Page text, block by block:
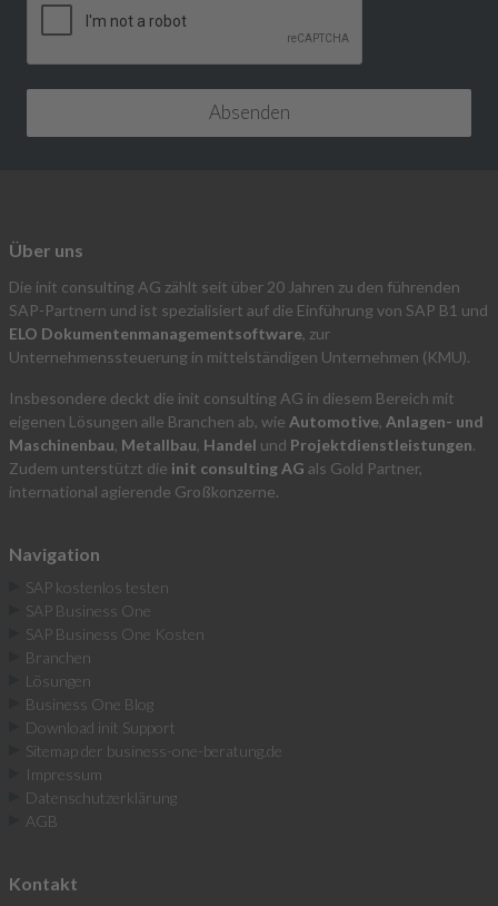
Über uns
Die init consulting AG zählt seit über 20 Jahren zu den führenden
SAP-Partnern und ist spezialisiert auf die Einführung von SAP B1 und
ELO Dokumentenmanagementsoftware, zur
Unternehmenssteuerung in mittelständigen Unternehmen (KMU).
Insbesondere deckt die init consulting AG in diesem Bereich mit
eigenen Lösungen alle Branchen ab, wie Automotive, Anlagen- und
Maschinenbau, Metallbau, Handel und Projektdienstleistungen.
Zudem unterstützt die init consulting AG als Gold Partner,
international agierende Großkonzerne.
Navigation
SAP kostenlos testen
SAP Business One
SAP Business One Kosten
Branchen
Lösungen
Business One Blog
Download init Support
Sitemap der business-one-beratung.de
Impressum
Datenschutzerklärung
AGB
Kontakt